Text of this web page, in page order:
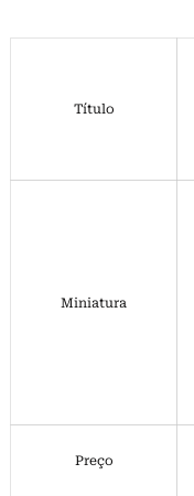
Título
Miniatura
Preço